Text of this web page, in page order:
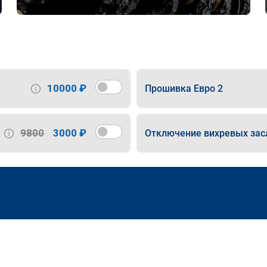
10000 ₽ Прошивка Евро 2
9800 3000 ₽ Отключение вихревых